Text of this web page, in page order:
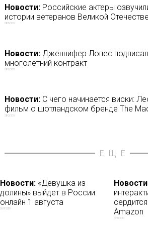
Новости:Российские актеры
истории ветеранов Великой
08/05/2019
Новости:Дженнифер Лопес
многолетний контракт
08/06/2021
Новости:С чего начинается виски:
фильм о шотландском бренде The
28/02/2019
ЕЩЁ
Новости: «Девушка из
долины» выйдет в России
онлайн 1 августа
26/07/2020
Amazon
04/12/2019